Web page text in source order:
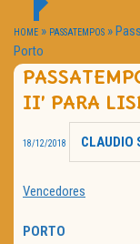
HOME CINEMA
NOTA PESSOAL
TRAILER DO
HOME » PASSATEMPOS »
Porto
II’ PARA
18/12/2018 CLAUDIO
Vencedores
PORTO